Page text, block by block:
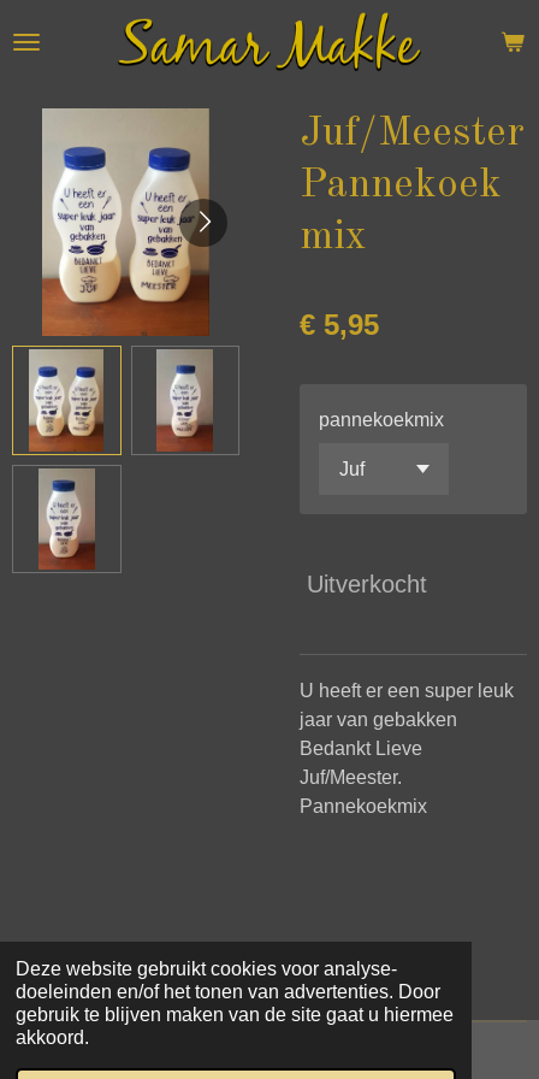
Deze website gebruikt cookies voor analyse-
doeleinden en/of het tonen van advertenties. Door
gebruik te blijven maken van de site gaat u hiermee
akkoord.
direct
Juf/Meester
Pannekoek
mix
€ 5,95
pannekoekmix
Uitverkocht
U heeft er een super leuk
jaar van gebakken
Bedankt Lieve
Juf/Meester.
Pannekoekmix